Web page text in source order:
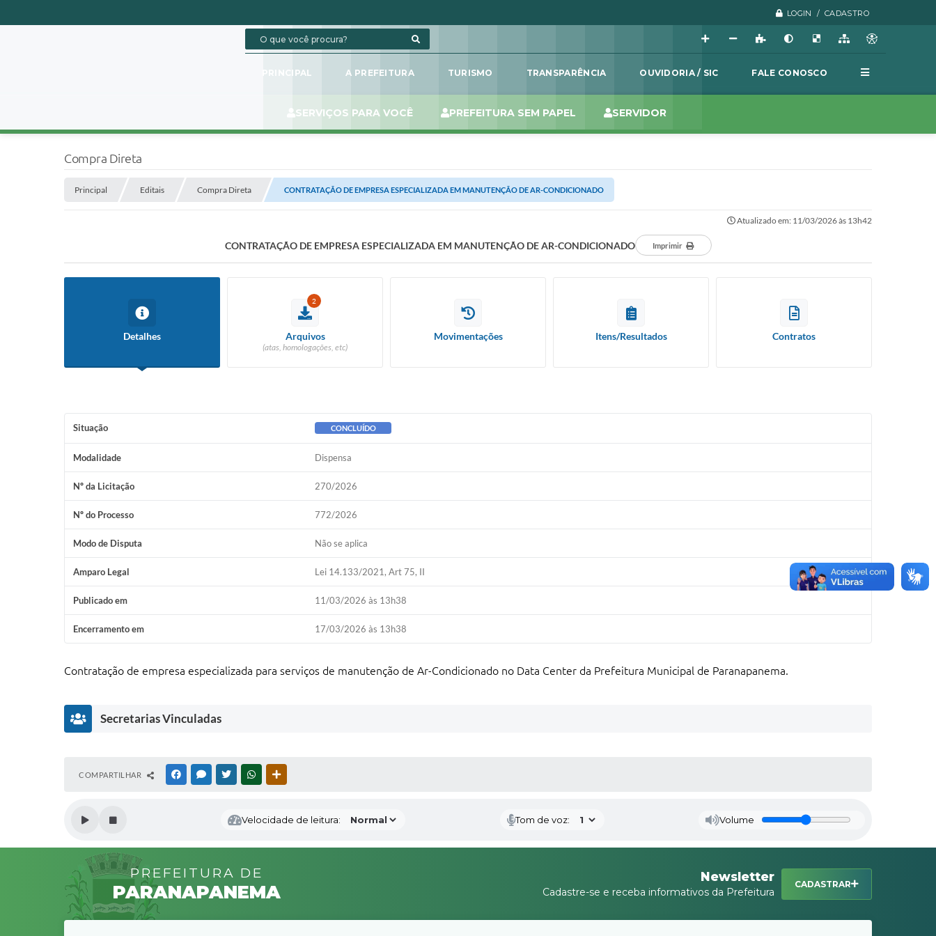
LOGIN / CADASTRO
PRINCIPAL A PREFEITURA TURISMO TRANSPARÊNCIA OUVIDORIA / SIC FALE CONOSCO
SERVIÇOS PARA VOCÊ PREFEITURA SEM PAPEL SERVIDOR
Compra Direta
Principal Editais Compra Direta CONTRATAÇÃO DE EMPRESA ESPECIALIZADA EM MANUTENÇÃO DE AR-CONDICIONADO
Atualizado em: 11/03/2026 às 13h42
CONTRATAÇÃO DE EMPRESA ESPECIALIZADA EM MANUTENÇÃO DE AR-CONDICIONADO Imprimir
Detalhes
2
Arquivos
(atas, homologações, etc)
Movimentações Itens/Resultados Contratos
Situação CONCLUÍDO
Modalidade Dispensa
Nº da Licitação 270/2026
Nº do Processo 772/2026
Modo de Disputa Não se aplica
Amparo Legal Lei 14.133/2021, Art 75, II
Publicado em 11/03/2026 às 13h38
Encerramento em 17/03/2026 às 13h38
Contratação de empresa especializada para serviços de manutenção de Ar-Condicionado no Data Center da Prefeitura Municipal de Paranapanema.
Secretarias Vinculadas
e
M
ni
ci
p
d
COMPARTILHAR FACEBOOKMESSENGER
TWITTERWHATSAPP
Velocidade de leitura: Tom de voz: Volume
PREFEITURA DE
PARANAPANEMA
Newsletter
Cadastre-se e receba informativos da Prefeitura
CADASTRAR